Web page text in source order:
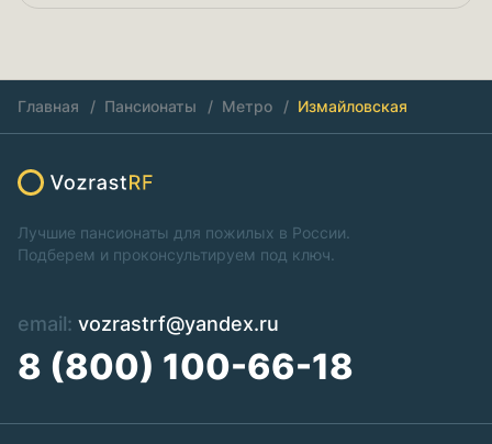
Главная Пансионаты Метро Измайловская
Лучшие пансионаты для пожилых в России.
Подберем и проконсультируем под ключ.
email: vozrastrf@yandex.ru
8 (800) 100-66-18